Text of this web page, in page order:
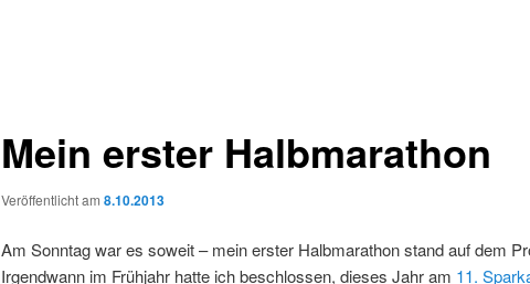
Mein erster Halbmarathon
Veröffentlicht am 8.10.2013
Am Sonntag war es soweit – mein erster Halbmarathon stand auf dem
Irgendwann im Frühjahr hatte ich beschlossen, dieses Jahr am 11.